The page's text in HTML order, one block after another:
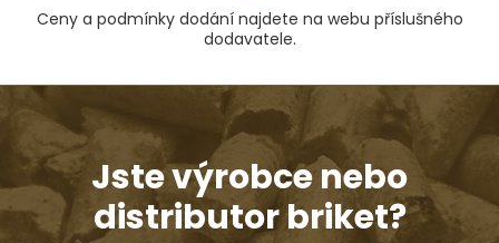
Ceny a podmínky dodání najdete na webu příslušného
dodavatele.
Jste výrobce nebo
distributor briket?